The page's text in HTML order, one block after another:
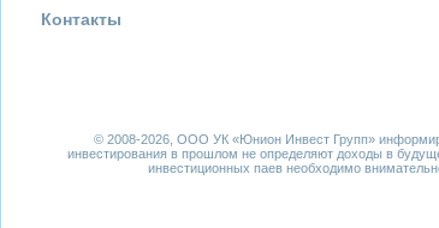
Контакты
© 2008-2026, ООО УК «Юнион Инвест Групп»
инвестирования в прошлом не определяют доходы в
инвестиционных паев необходимо